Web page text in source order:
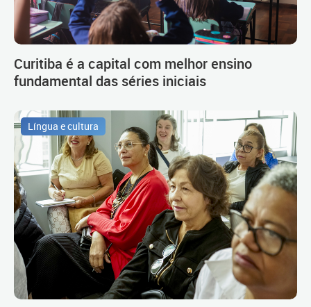
Curitiba é a capital com melhor ensino
fundamental das séries iniciais
Língua e cultura